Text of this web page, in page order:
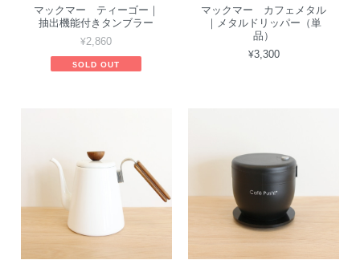
マックマー ティーゴー｜
抽出機能付きタンブラー
¥2,860
SOLD OUT
マックマー カフェメタル
｜メタルドリッパー（単
品）
¥3,300